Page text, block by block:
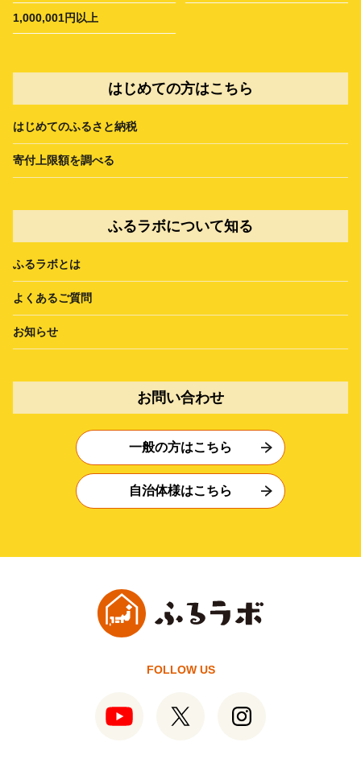
1,000,001円以上
はじめての方はこちら
はじめてのふるさと納税
寄付上限額を調べる
ふるラボについて知る
ふるラボとは
よくあるご質問
お知らせ
お問い合わせ
一般の方はこちら
自治体様はこちら
FOLLOW US